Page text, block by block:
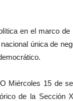
en el marco
única de
Miércoles 15 de
de la Sección